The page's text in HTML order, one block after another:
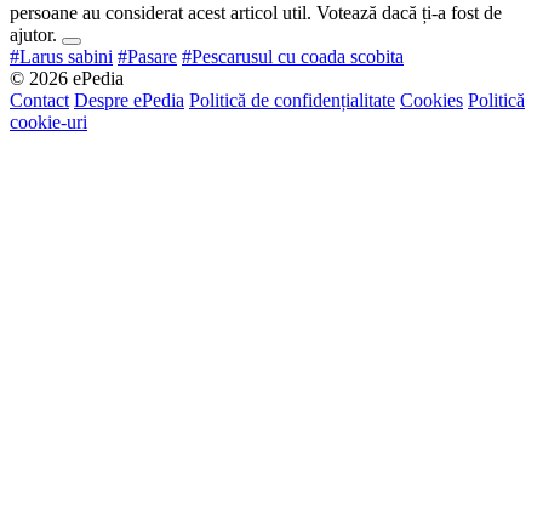
persoane au considerat acest articol util. Votează dacă ți-a fost de
ajutor.
#Larus sabini #Pasare #Pescarusul cu coada scobita
© 2026 ePedia
Contact Despre ePedia Politică de confidențialitate Cookies Politică
cookie-uri